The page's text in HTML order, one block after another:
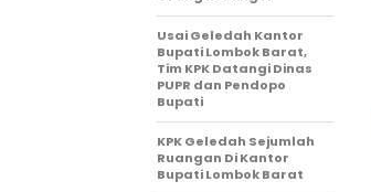
Usai Geledah Kantor
Bupati Lombok Barat,
Tim KPK Datangi Dinas
PUPR dan Pendopo
Bupati
KPK Geledah Sejumlah
Ruangan Di Kantor
Bupati Lombok Barat